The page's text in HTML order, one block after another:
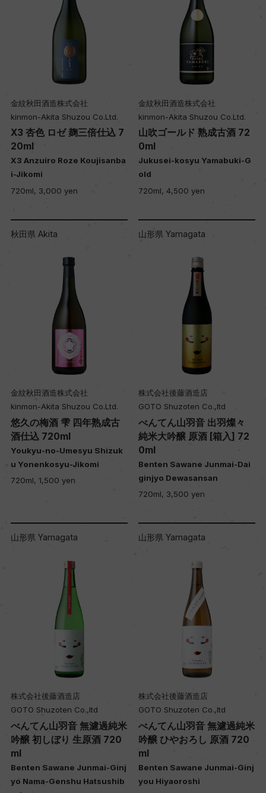
金紋秋田酒造株式会社
kinmon-Akita Shuzou Co.Ltd.
X3 杏色 ロゼ 麹三倍仕込 7
20ml
X3 Anzuiro Roze Koujisanba
i-Jikomi
720ml, 3,000 yen
金紋秋田酒造株式会社
kinmon-Akita Shuzou Co.Ltd.
山吹ゴールド 熟成古酒 72
0ml
Jukusei-kosyu Yamabuki-G
old
720ml, 4,500 yen
秋田県 Akita
金紋秋田酒造株式会社
kinmon-Akita Shuzou Co.Ltd.
悠久の梅酒 雫 四年熟成古
酒仕込 720ml
Youkyu-no-Umesyu Shizuk
u Yonenkosyu-Jikomi
720ml, 1,500 yen
山形県 Yamagata
株式会社後藤酒造店
GOTO Shuzoten Co.,ltd
べんてん山羽音 出羽燦々
純米大吟醸 原酒 [箱入] 72
0ml
Benten Sawane Junmai-Dai
ginjyo Dewasansan
720ml, 3,500 yen
山形県 Yamagata
株式会社後藤酒造店
GOTO Shuzoten Co.,ltd
べんてん山羽音 無濾過純米
吟醸 初しぼり 生原酒 720
ml
Benten Sawane Junmai-Ginj
yo Nama-Genshu Hatsushib
山形県 Yamagata
株式会社後藤酒造店
GOTO Shuzoten Co.,ltd
べんてん山羽音 無濾過純米
吟醸 ひやおろし 原酒 720
ml
Benten Sawane Junmai-Ginj
you Hiyaoroshi